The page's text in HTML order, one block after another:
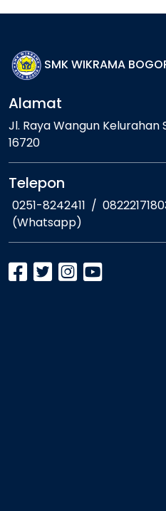
SMK WIKRAMA
Alamat
Jl. Raya Wangun Kelurahan
16720
Telepon
0251-8242411 /
(Whatsapp)